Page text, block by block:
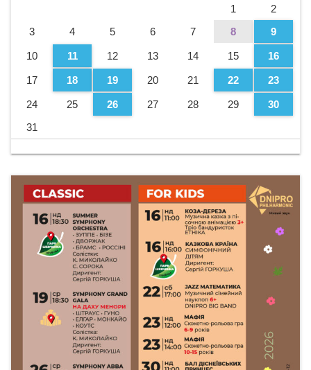
1
2
3
4 5 6 7 8 9
10 11 12 13 14 15 16
17 18 19 20 21 22 23
24 25 26 27 28 29
30
31